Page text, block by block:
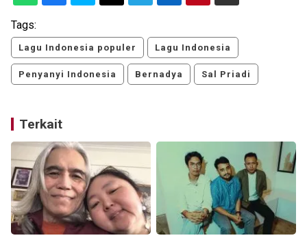
Tags:
Lagu Indonesia populer Lagu Indonesia
Penyanyi Indonesia Bernadya Sal Priadi
Terkait